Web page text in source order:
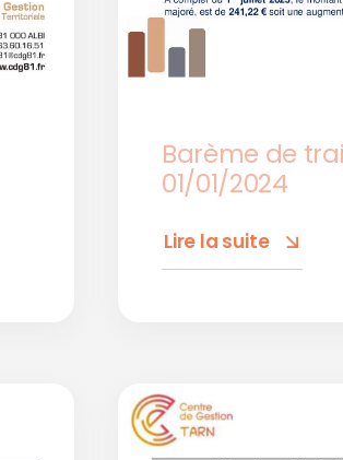
Barème de
01/01/2024
Lire la suite